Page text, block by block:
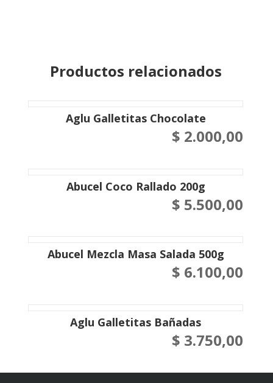
Productos relacionados
Aglu Galletitas Chocolate
$ 2.000,00
Abucel Coco Rallado 200g
$ 5.500,00
Abucel Mezcla Masa Salada 500g
$ 6.100,00
Aglu Galletitas Bañadas
$ 3.750,00